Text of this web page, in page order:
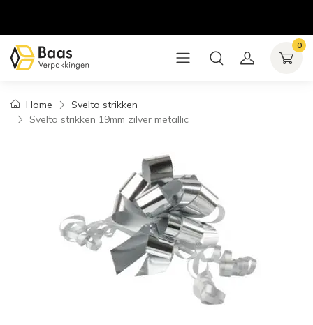
0
Home
Svelto strikken
Svelto strikken 19mm zilver metallic